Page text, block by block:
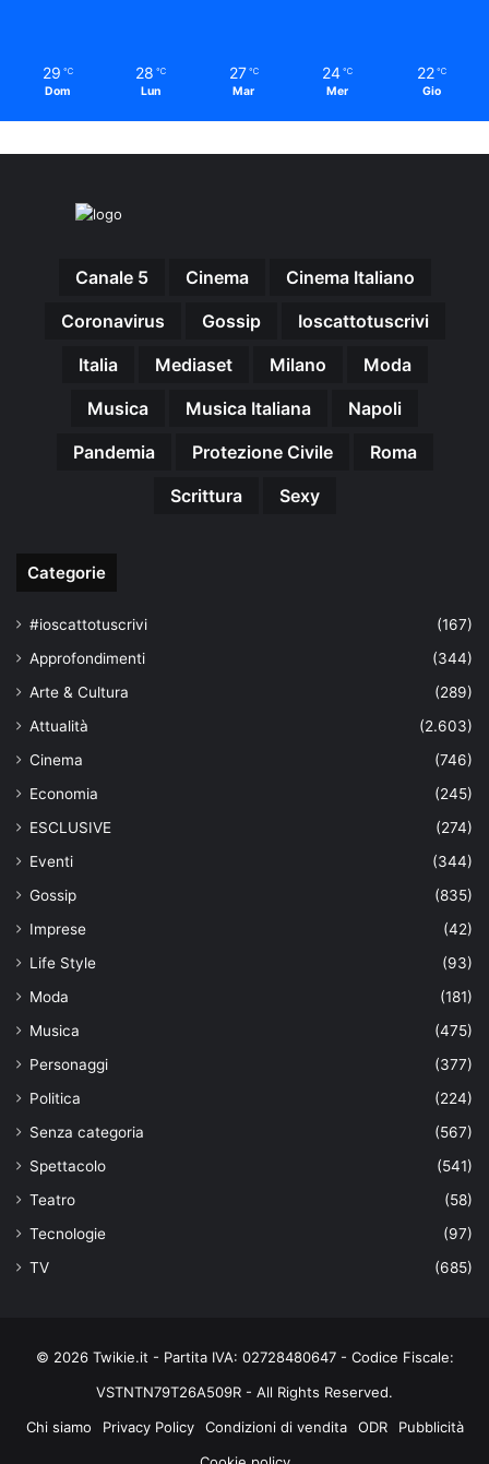
29 ℃
Dom
28 ℃
Lun
27 ℃
Mar
24 ℃
Mer
22 ℃
Gio
Canale 5 Cinema
Cinema Italiano
Coronavirus
Gossip
Ioscattotuscrivi
Italia
Mediaset Milano
Moda
Musica
Musica Italiana
Napoli
Pandemia
Protezione Civile
Roma
Scrittura
Sexy
Categorie
#ioscattotuscrivi
(167)
Approfondimenti
(344)
Arte & Cultura
(289)
Attualità
(2.603)
Cinema
(746)
Economia
(245)
ESCLUSIVE
(274)
Eventi
(344)
Gossip
(835)
Imprese
(42)
Life Style
(93)
Moda
(181)
Musica
(475)
Personaggi
(377)
Politica
(224)
Senza categoria
(567)
Spettacolo
(541)
Teatro
(58)
Tecnologie
(97)
TV
(685)
© 2026 Twikie.it - Partita IVA: 02728480647 - Codice Fiscale:
VSTNTN79T26A509R - All Rights Reserved.
Chi siamo
Privacy Policy Condizioni di vendita ODR
Pubblicità